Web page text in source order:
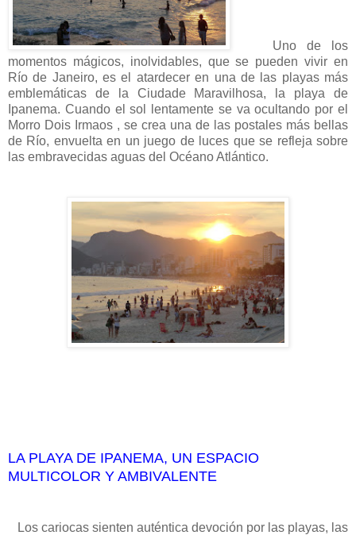
Uno de los
momentos mágicos, inolvidables, que se pueden vivir en
Río de Janeiro, es el atardecer en una de las playas más
emblemáticas de la Ciudade Maravilhosa, la playa de
Ipanema. Cuando el sol lentamente se va ocultando por el
Morro Dois Irmaos , se crea una de las postales más bellas
de Río, envuelta en un juego de luces que se refleja sobre
las embravecidas aguas del Océano Atlántico.
LA PLAYA DE IPANEMA, UN ESPACIO
MULTICOLOR Y AMBIVALENTE
Los cariocas sienten auténtica devoción por las playas, las